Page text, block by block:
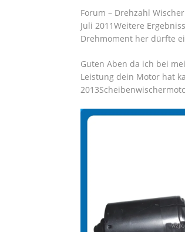
Forum – Drehzahl
Juli 2011Weitere
Drehmoment her dürfte
Guten Aben da ich bei
Leistung dein Motor hat